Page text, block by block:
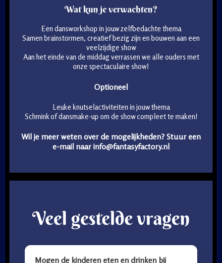
Wat kun je verwachten?
Een dansworkshop in jouw zelfbedachte thema
Samen brainstormen, creatief bezig zijn en bouwen aan een
veelzijdige show
Aan het einde van de middag verrassen we alle ouders met
onze spectaculaire show!
Optioneel
Leuke knutselactiviteiten in jouw thema
Schmink of dansmake-up om de show compleet te maken!
Wil je meer weten over de mogelijkheden? Stuur een
e-mail naar info@fantasyfactory.nl
Veel gestelde vragen
Mogen de kinderen eten en drinken bij